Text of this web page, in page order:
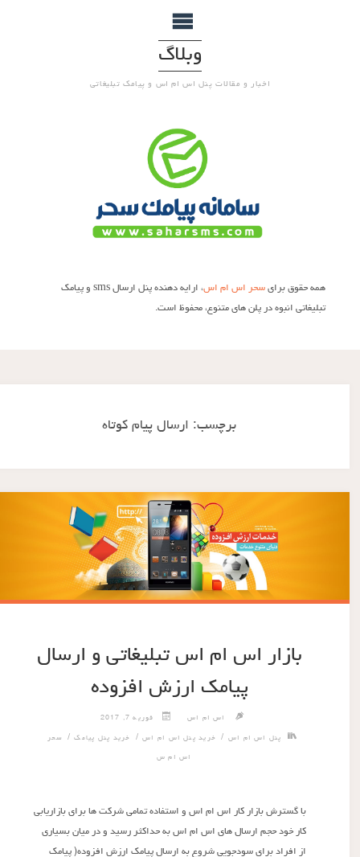
وبلاگ
اخبار و مقالات پنل اس ام اس و پیامک تبلیغاتی
همه حقوق برایسحر اس ام اس
، ارایه دهنده پنل ارسال sms و پیامک
تبلیغاتی انبوه در پلن های متنوع، محفوظ است.
برچسب:ارسال پیام کوتاه
بازار اس ام اس تبلیغاتی و ارسال
پیامک ارزش افزوده
اس ام اس فوریه 7, 2017
پنل اس ام اس/ خرید پنل اس ام اس / خرید پنل پیامک/ سحر
اس ام س
با گسترش بازار کار اس ام اس و استفاده تمامی شرکت ها برای بازاریابی
کار خود حجم ارسال های اس ام اس به حداکثر رسید و در میان بسیاری
از افراد برای سودجویی شروع به ارسال پیامک ارزش افزوده( پیامک